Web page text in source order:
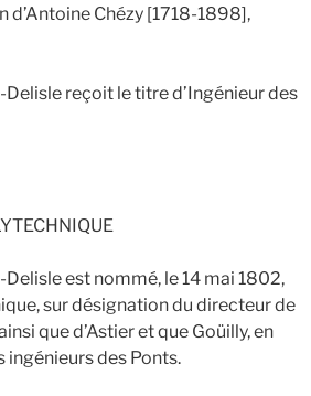
d’Antoine Chézy [1718-1898],
reçoit le titre d’Ingénieur des
est nommé, le 14 mai 1802,
sur désignation du directeur de
que d’Astier et que Goüilly, en
ingénieurs des Ponts.